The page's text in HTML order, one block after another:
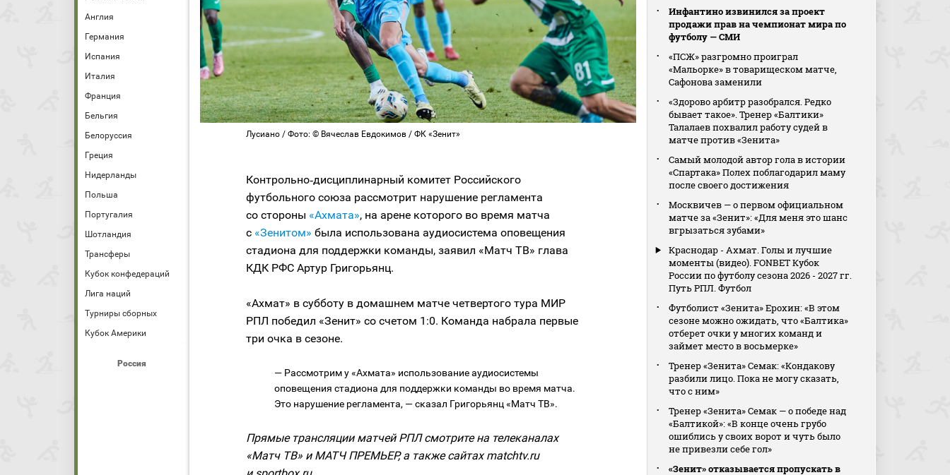
Англия
Германия
Испания
Италия
Франция
Бельгия
Белоруссия
Греция
Нидерланды
Польша
Португалия
Шотландия
Трансферы
Кубок конфедераций
Лига наций
Турниры сборных
Кубок Америки
Россия
Лусиано / Фото: © Вячеслав Евдокимов / ФК «Зенит»
Контрольно‑дисциплинарный комитет Российского
футбольного союза рассмотрит нарушение регламента
со стороны «Ахмата», на арене которого во время матча
с «Зенитом» была использована аудиосистема оповещения
стадиона для поддержки команды, заявил «Матч ТВ» глава
КДК РФС Артур Григорьянц.
«Ахмат» в субботу в домашнем матче четвертого тура МИР
РПЛ победил «Зенит» со счетом 1:0. Команда набрала первые
три очка в сезоне.
— Рассмотрим у «Ахмата» использование аудиосистемы
оповещения стадиона для поддержки команды во время матча.
Это нарушение регламента, — сказал Григорьянц «Матч ТВ».
Прямые трансляции матчей РПЛ смотрите на телеканалах
«Матч ТВ» и МАТЧ ПРЕМЬЕР, а также сайтах matchtv.ru
Инфантино извинился за проект
продажи прав на чемпионат мира по
футболу — СМИ
«ПСЖ» разгромно проиграл
«Мальорке» в товарищеском матче,
Сафонова заменили
«Здорово арбитр разобрался. Редко
бывает такое». Тренер «Балтики»
Талалаев похвалил работу судей в
матче против «Зенита»
Самый молодой автор гола в истории
«Спартака» Полех поблагодарил маму
после своего достижения
Москвичев — о первом официальном
матче за «Зенит»: «Для меня это шанс
вгрызаться зубами»
Краснодар - Ахмат. Голы и лучшие
моменты (видео). FONBET Кубок
России по футболу сезона 2026 - 2027 гг.
Путь РПЛ. Футбол
Футболист «Зенита» Ерохин: «В этом
сезоне можно ожидать, что «Балтика»
отберет очки у многих команд и
займет место в восьмерке»
Тренер «Зенита» Семак: «Кондакову
разбили лицо. Пока не могу сказать,
что с ним»
Тренер «Зенита» Семак — о победе над
«Балтикой»: «В конце очень грубо
ошиблись у своих ворот и чуть было
не привезли себе гол»
«Зенит» отказывается пропускать в